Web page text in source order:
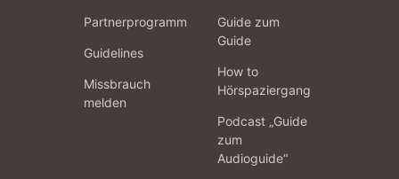
Partnerprogramm
Guidelines
Missbrauch
melden
Guide zum
Guide
How to
Hörspaziergang
Podcast „Guide
zum
Audioguide“